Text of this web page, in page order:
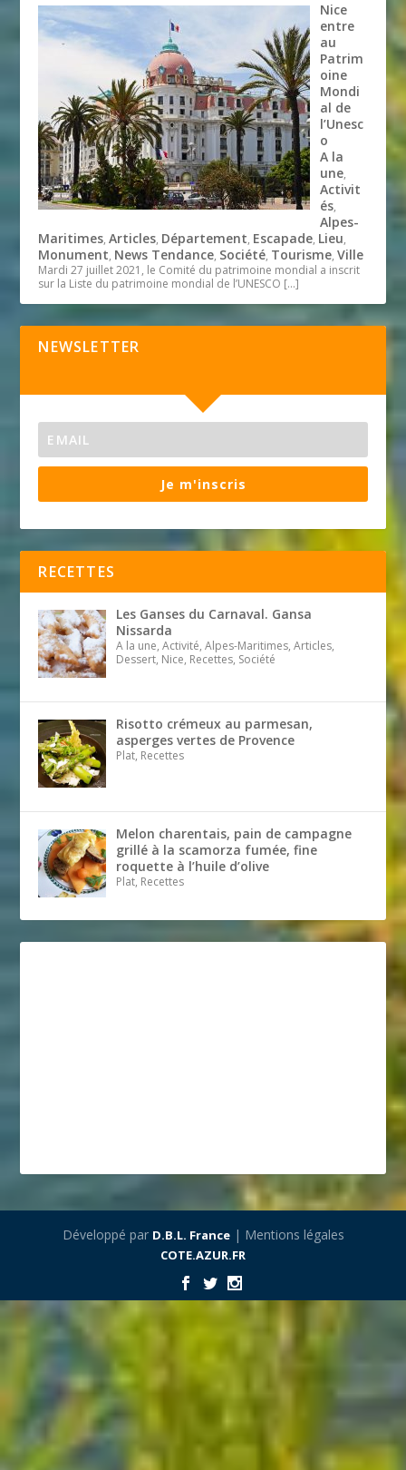
Nice
entre
au
Patrim
oine
Mondi
al de
l’Unesc
o
A la
une,
Activit
és,
Alpes-
Maritimes,Articles, Département, Escapade, Lieu,
Monument, News Tendance, Société, Tourisme,Ville
Mardi 27 juillet 2021, le Comité du patrimoine mondial a inscrit
sur la Liste du patrimoine mondial de l’UNESCO […]
NEWSLETTER
Je m'inscris
RECETTES
Les Ganses du Carnaval. Gansa
Nissarda
A la une, Activité, Alpes-Maritimes, Articles,
Dessert, Nice, Recettes, Société
Risotto crémeux au parmesan,
asperges vertes de Provence
Plat, Recettes
Melon charentais, pain de campagne
grillé à la scamorza fumée, fine
roquette à l’huile d’olive
Plat, Recettes
Développé par D.B.L. France| Mentions légales
COTE.AZUR.FR